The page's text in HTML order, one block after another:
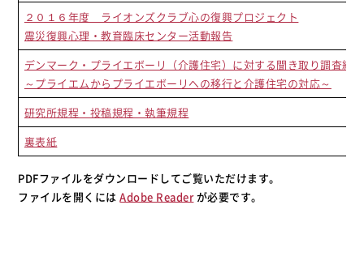
２０１６年度 ライオンズクラブ心の復興プロジェクト
震災復興心理・教育臨床センター活動報告
デンマーク・プライエボーリ（介護住宅）に対する聞き取り調査結
～プライエムからプライエボーリへの移行と介護住宅の対応～
研究所規程・投稿規程・執筆規程
裏表紙
PDFファイルをダウンロードしてご覧いただけます。
ファイルを開くにはAdobe Readerが必要です。